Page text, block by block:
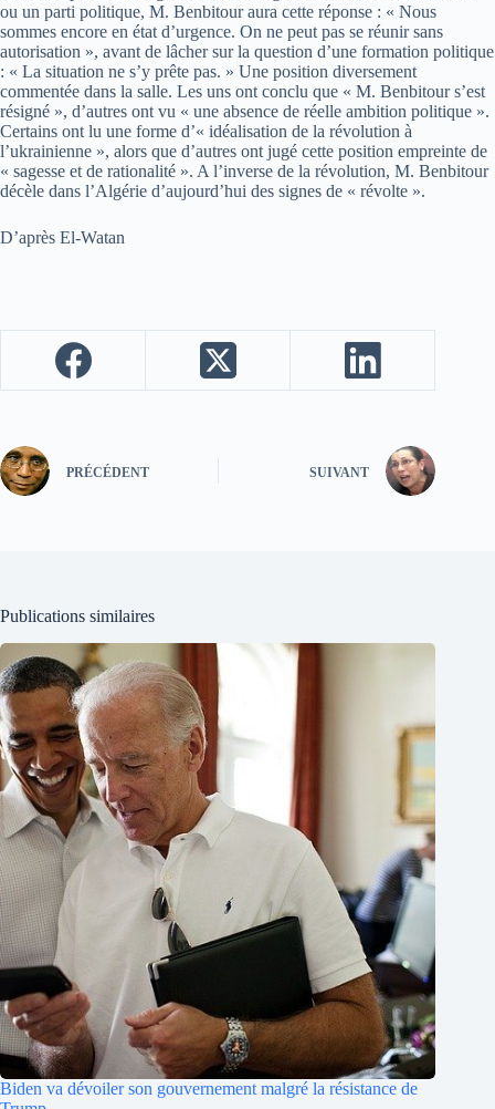
ou un parti politique, M. Benbitour aura cette réponse : « Nous
sommes encore en état d’urgence. On ne peut pas se réunir sans
autorisation », avant de lâcher sur la question d’une formation politique
: « La situation ne s’y prête pas. » Une position diversement
commentée dans la salle. Les uns ont conclu que « M. Benbitour s’est
résigné », d’autres ont vu « une absence de réelle ambition politique ».
Certains ont lu une forme d’« idéalisation de la révolution à
l’ukrainienne », alors que d’autres ont jugé cette position empreinte de
« sagesse et de rationalité ». A l’inverse de la révolution, M. Benbitour
décèle dans l’Algérie d’aujourd’hui des signes de « révolte ».
D’après El-Watan
PRÉCÉDENT SUIVANT
Publications similaires
Biden va dévoiler son gouvernement malgré la résistance de